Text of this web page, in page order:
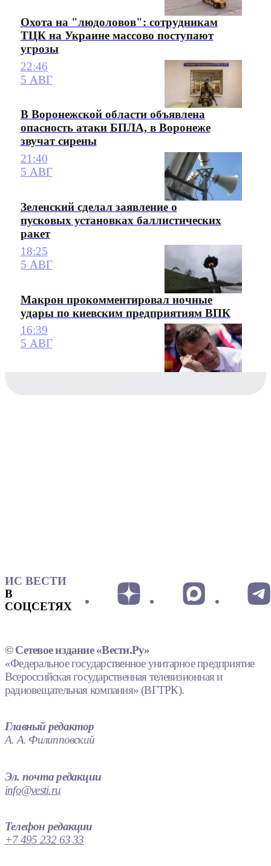
Охота на "людоловов": сотрудникам
ТЦК на Украине массово поступают
угрозы
22:46
5 АВГ
В Воронежской области объявлена
опасность атаки БПЛА, в Воронеже
звучат сирены
21:40
5 АВГ
Зеленский сделал заявление о
пусковых установках баллистических
ракет
18:25
5 АВГ
Макрон прокомментировал ночные
удары по киевским предприятиям ВПК
16:39
5 АВГ
ИС ВЕСТИ
В
СОЦСЕТЯХ
© Сетевое издание «Вести.Ру»
«Федеральное государственное унитарное предприятие
Всероссийская государственная телевизионная и
радиовещательная компания» (ВГТРК).
Главный редактор
А. А. Филипповский
Эл. почта редакции
info@vesti.ru
Телефон редакции
+7 495 232 63 33